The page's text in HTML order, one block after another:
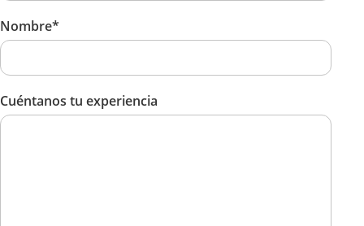
Nombre*
Cuéntanos tu experiencia